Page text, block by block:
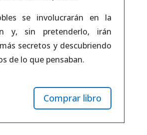
se involucrarán en la
y, sin pretenderlo, irán
secretos y descubriendo
de lo que pensaban.
Comprar libro